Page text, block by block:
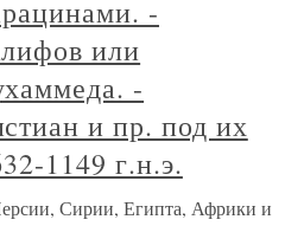
-
или
-
и пр. под их
1149 г.н.э.
Сирии, Египта, Африки и